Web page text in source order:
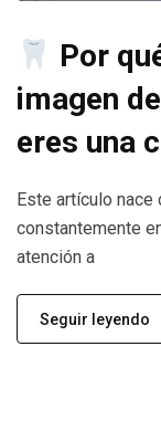
Por
imagen
eres una
Este artículo
constantemente
atención a
Seguir leyendo